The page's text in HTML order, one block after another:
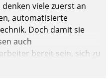
viele zuerst an
automatisierte
Doch damit sie
auch
bereit sein, sich zu
sonst werden sie an ihr